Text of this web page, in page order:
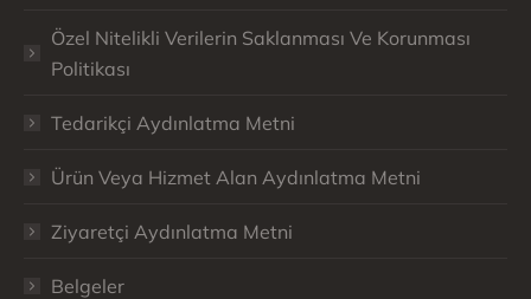
Özel Nitelikli Verilerin Saklanması Ve Korunması
Politikası
Tedarikçi Aydınlatma Metni
Ürün Veya Hizmet Alan Aydınlatma Metni
Ziyaretçi Aydınlatma Metni
Belgeler